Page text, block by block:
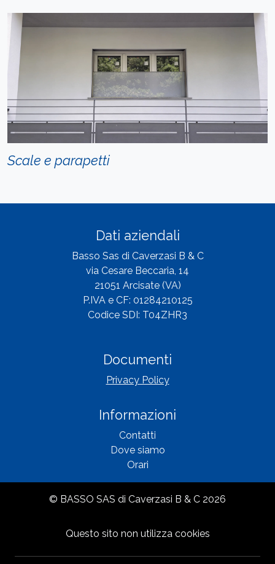
Scale e parapetti
Dati aziendali
Basso Sas di Caverzasi B & C
via Cesare Beccaria, 14
21051 Arcisate (VA)
P.IVA e CF: 01284210125
Codice SDI: T04ZHR3
Documenti
Privacy Policy
Informazioni
Contatti
Dove siamo
Orari
© BASSO SAS di Caverzasi B & C 2026
Questo sito non utilizza cookies